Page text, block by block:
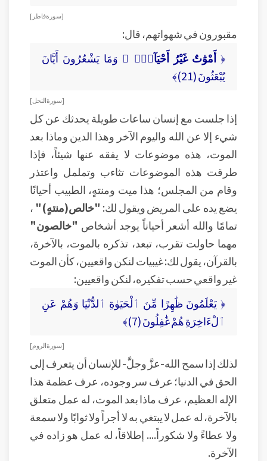
[ سورة فاطر ]
مقبورون في شهواتهم، قال:
﴿أَمْوَٰتٌ غَيْرُ أَحْيَآءٍۢ ۖ وَمَا يَشْعُرُونَ أَيَّانَ
يُبْعَثُونَ (21)﴾
[ سورة النحل ]
إذا جلست مع إنسان ساعات طويلة يحدثك عن كل
شيء إلا عن الله واليوم الآخر وهذا الدين وماذا بعد
الموت، هذه موضوعات لا يفقه عنها شيئاً، فإذا
طرقت هذه الموضوعات تثاءب وتململ واعتذر
وقام من المجلس؛ هذا ميت ومنتهٍ، الطبيب أحيانًا
يضع يده على المريض ويقول لك: "خالص(منتهٍ)" ،
تمامًا والله أشعر أحياناً يوجد أشخاص "خالصون"
مهما حاولت تقرب، تبعد، تذكره بالموت، بالآخرة،
بالقرآن، يقول لك: غيبيات لنكن واقعيين، كأن الموت
غير واقعي حسب تفكيره، لنكن واقعيين:
﴿ يَعْلَمُونَ ظَٰهِرًا مِّنَ ٱلْحَيَوٰةِ ٱلدُّنْيَا وَهُمْ عَنِ
ٱلْءَاخِرَةِ هُمْ غَٰفِلُونَ (7)﴾
[ سورة الروم ]
لذلك إذا سمح الله-عزَّ وجلَّ- للإنسان أن يتعرف إلى
الحق في الدنيا؛ عرف سر وجوده، عرف عظمة هذا
الإله العظيم، عرف ماذا بعد الموت، له عمل متعلق
بالآخرة، له عمل لا يبتغي به لا أجراً ولا ثوابًا ولا سمعة
ولا عطاءً ولا شكوراً.... إطلاقاً، له عمل هو زاده في
الآخرة.